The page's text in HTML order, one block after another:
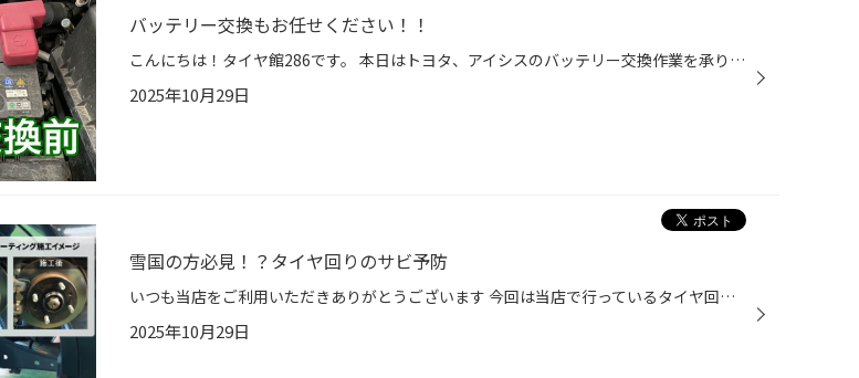
バッテリー交換もお任せください！！
こんにちは！タイヤ館286です。 本日はトヨタ、アイシスのバッテリー交換作業を承りました。 須藤スタッフが確実に作業を進めております。 〇〇様、本日は誠にありがとうございました！これで安心ですね！ みなさま、バッテリーの点検していますか？ バッテリー交換の目安は約3年、それ以上交換され...
2025年10月29日
雪国の方必見！？タイヤ回りのサビ予防
いつも当店をご利用いただきありがとうございます 今回は当店で行っているタイヤ回りの錆対策をご紹介します 見た目だけでなく走行性能にも関わる「ハブ」のサビとは？ 東北にお住いの方にはなじみのある車体の錆止めは新車購入時に一緒に施工されている方も多いかと思います ただ、今回ご紹介する...
2025年10月29日